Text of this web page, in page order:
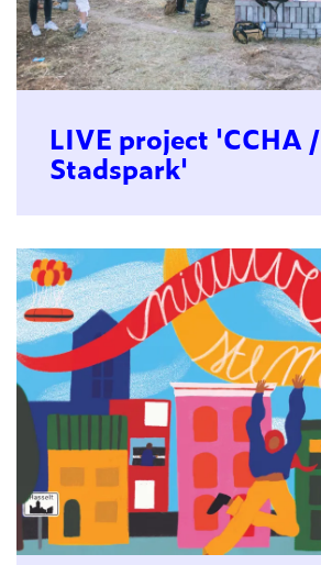
LIVE project 'CCHA /
Stadspark'